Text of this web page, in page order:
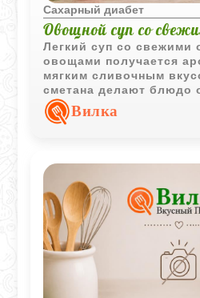
Сахарный диабет
Овощной суп со
Легкий суп со свежими
овощами получается
мягким сливочным
сметана делают блюдо
и домашним.
Вилка